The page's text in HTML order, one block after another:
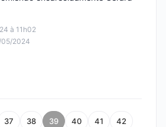
à 11h02
05/2024
37 38 39 40 41 42